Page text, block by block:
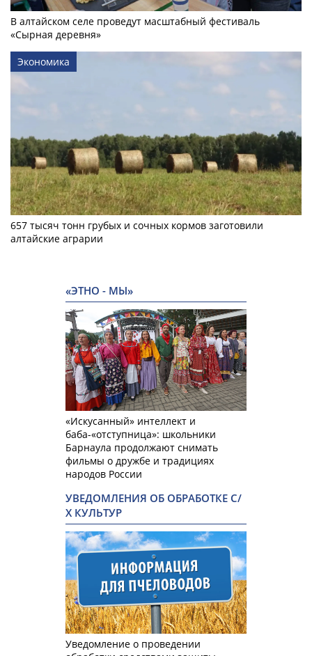
В алтайском селе проведут масштабный фестиваль
«Сырная деревня»
Экономика
657 тысяч тонн грубых и сочных кормов заготовили
алтайские аграрии
«ЭТНО - МЫ»
«Искусанный» интеллект и
баба-«отступница»: школьники
Барнаула продолжают снимать
фильмы о дружбе и традициях
народов России
УВЕДОМЛЕНИЯ ОБ ОБРАБОТКЕ С/
Х КУЛЬТУР
Уведомление о проведении